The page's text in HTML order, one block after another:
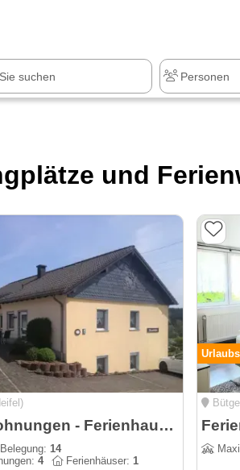
und
Ferienwohnungen - Ferienhaus Anneliese Gönen
14
4 Ferienhäuser:1